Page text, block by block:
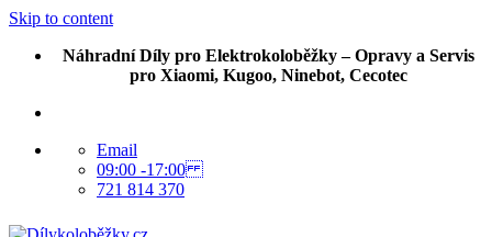
Skip to content
Náhradní Díly pro Elektrokoloběžky – Opravy a Servis
pro Xiaomi, Kugoo, Ninebot, Cecotec
Email
09:00 -17:00
721 814 370